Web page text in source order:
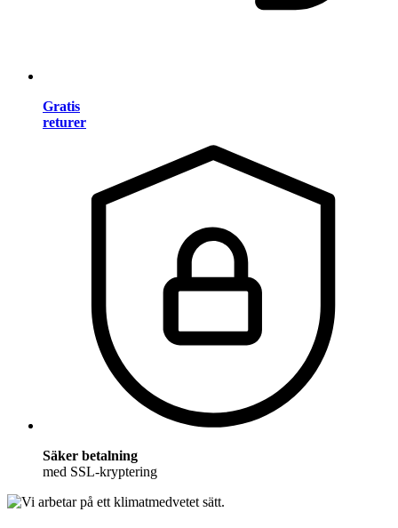
Gratis
returer
Säker betalning
med SSL-kryptering